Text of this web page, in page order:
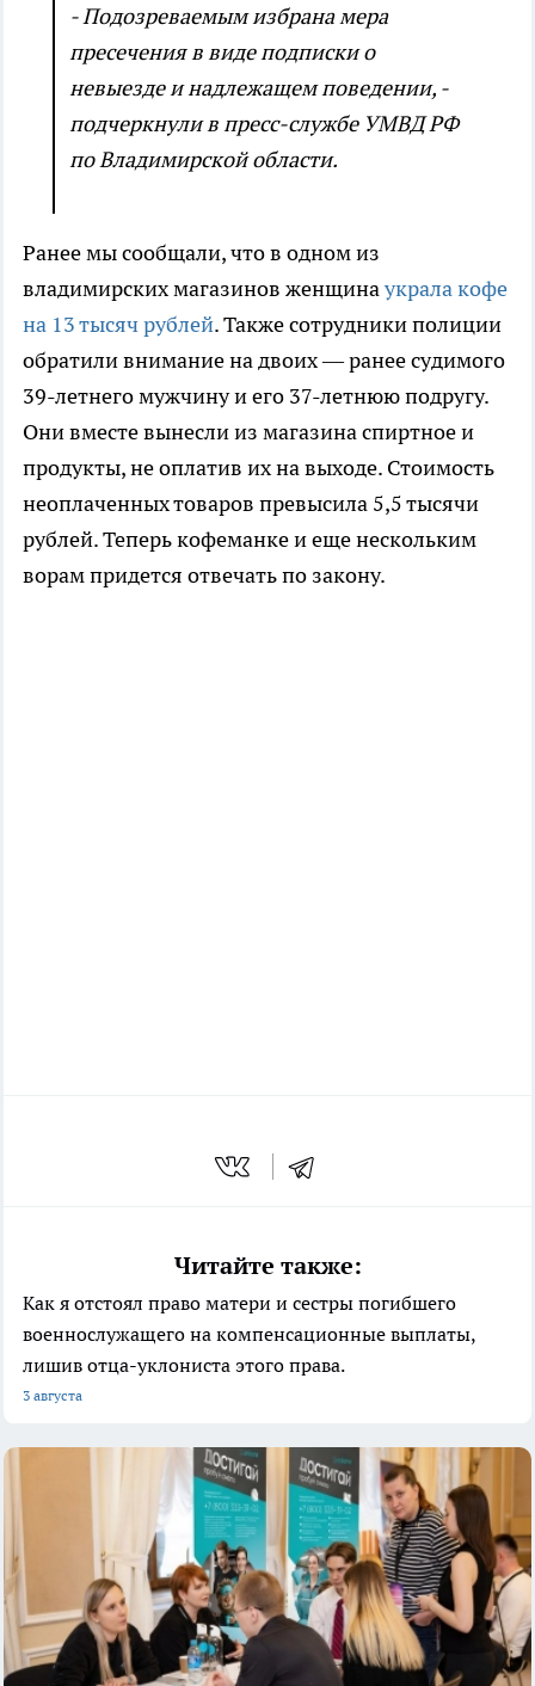
- Подозреваемым избрана мера
пресечения в виде подписки о
невыезде и надлежащем поведении, -
подчеркнули в пресс-службе УМВД РФ
по Владимирской области.
Ранее мы сообщали, что в одном из
владимирских магазинов женщинаукрала кофе
на 13 тысяч рублей. Также сотрудники полиции
обратили внимание на двоих — ранее судимого
39-летнего мужчину и его 37-летнюю подругу.
Они вместе вынесли из магазина спиртное и
продукты, не оплатив их на выходе. Стоимость
неоплаченных товаров превысила 5,5 тысячи
рублей. Теперь кофеманке и еще нескольким
ворам придется отвечать по закону.
Читайте также:
Как я отстоял право матери и сестры погибшего
военнослужащего на компенсационные выплаты,
лишив отца-уклониста этого права.
3 августа